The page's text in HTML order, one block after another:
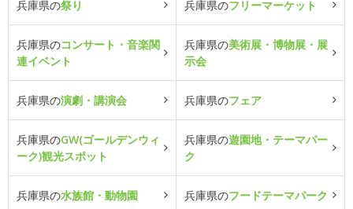
兵庫県の祭り 兵庫県のフリーマーケット
兵庫県のコンサート・音楽関
連イベント
兵庫県の美術展・博物展・展
示会
兵庫県の演劇・講演会 兵庫県のフェア
兵庫県のGW(ゴールデンウィ
ーク)観光スポット
兵庫県の遊園地・テーマパー
ク
兵庫県の水族館・動物園 兵庫県のフードテーマパーク